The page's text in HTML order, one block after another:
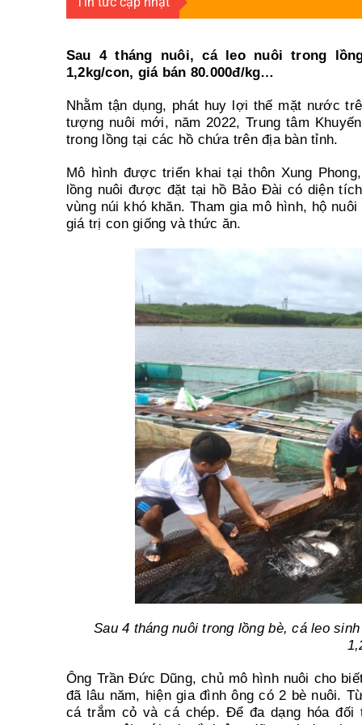
Sau 4 tháng nuôi, cá leo nuôi trong
1,2kg/con, giá bán 80.000đ/kg…
Nhằm tận dụng, phát huy lợi thế mặt nước
tượng nuôi mới, năm 2022, Trung tâm
trong lồng tại các hồ chứa trên địa bàn tỉnh.
Mô hình được triển khai tại thôn Xung
lồng nuôi được đặt tại hồ Bảo Đài có diện
vùng núi khó khăn. Tham gia mô hình, hộ
giá trị con giống và thức ăn.
Sau 4 tháng nuôi trong lồng bè, cá leo
Ông Trần Đức Dũng, chủ mô hình nuôi cho
đã lâu năm, hiện gia đình ông có 2 bè nuôi.
cá trắm cỏ và cá chép. Để đa dạng hóa